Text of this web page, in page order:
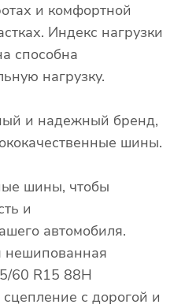
и комфортной
Индекс нагрузки
способна
нагрузку.
и надежный бренд,
шины.
шины, чтобы
и
автомобиля.
нешипованная
60 R15 88H
с дорогой и